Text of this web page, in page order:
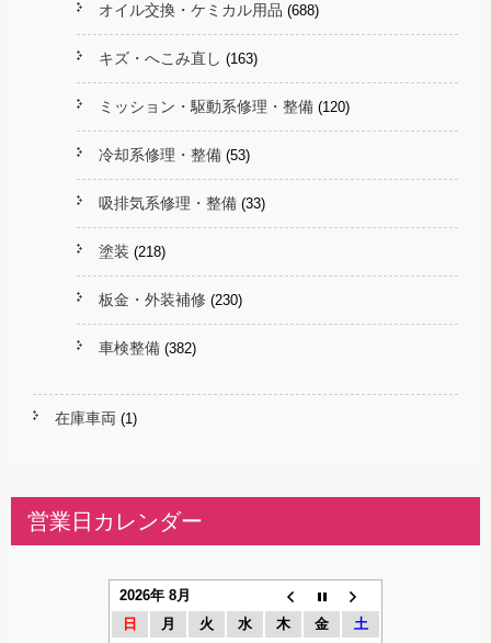
オイル交換・ケミカル用品 (688)
キズ・へこみ直し (163)
ミッション・駆動系修理・整備 (120)
冷却系修理・整備 (53)
吸排気系修理・整備 (33)
塗装 (218)
板金・外装補修 (230)
車検整備 (382)
在庫車両 (1)
営業日カレンダー
2026年 8月
日
月 火 水 木 金
土